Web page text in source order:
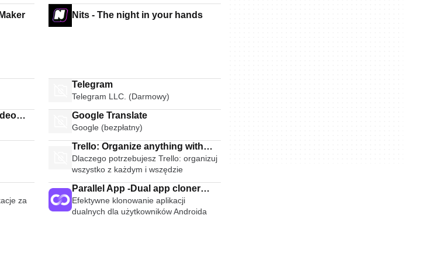
Nits - The night in your hands
Telegram
Telegram LLC. (Darmowy)
Google Translate
Google (bezpłatny)
Trello: Organize anything with
anyone anywhere
Dlaczego potrzebujesz Trello: organizuj
wszystko z każdym i wszędzie
za
Parallel App -Dual app cloner
Parallel Space
Efektywne klonowanie aplikacji
dualnych dla użytkowników Androida